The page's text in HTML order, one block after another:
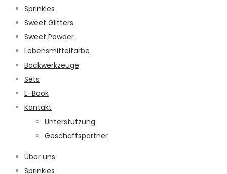
Sprinkles
Sweet Glitters
Sweet Powder
Lebensmittelfarbe
Backwerkzeuge
Sets
E-Book
Kontakt
Unterstützung
Geschäftspartner
Über uns
Sprinkles